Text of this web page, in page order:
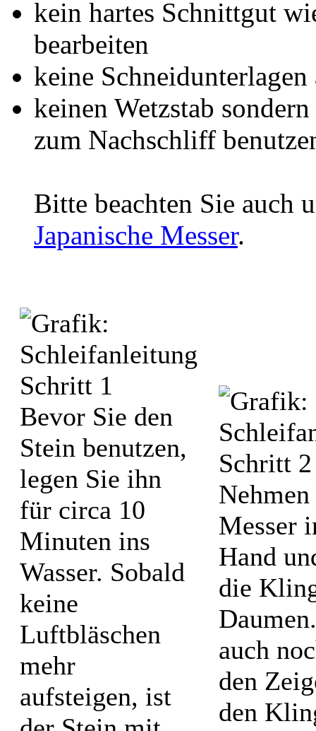
kein hartes Schnittgut
bearbeiten
keine
keinen Wetzstab
zum Nachschliff
Bitte beachten Sie auch
Japanische Messer.
Bevor Sie den
Stein benutzen,
legen Sie ihn
für circa 10
Minuten ins
Wasser. Sobald
keine
Luftbläschen
mehr
aufsteigen, ist
Messer
Hand
die
auch
den
den